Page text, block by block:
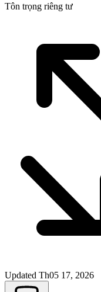
Tôn trọng riêng tư
Updated Th05 17, 2026